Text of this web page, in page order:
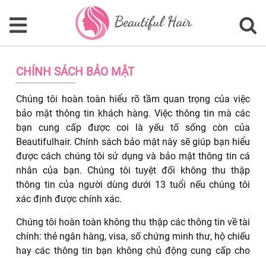
CHÍNH SÁCH BẢO MẬT
Chúng tôi hoàn toàn hiểu rõ tầm quan trọng của việc
bảo mật thông tin khách hàng. Việc thông tin mà các
bạn cung cấp được coi là yếu tố sống còn của
Beautifulhair. Chính sách bảo mật này sẽ giúp bạn hiểu
được cách chúng tôi sử dụng và bảo mật thông tin cá
nhân của bạn. Chúng tôi tuyệt đối không thu thập
thông tin của người dùng dưới 13 tuổi nếu chúng tôi
xác định được chính xác.
Chúng tôi hoàn toàn không thu thập các thông tin về tài
chính: thẻ ngân hàng, visa, số chứng minh thư, hộ chiếu
hay các thông tin bạn không chủ động cung cấp cho